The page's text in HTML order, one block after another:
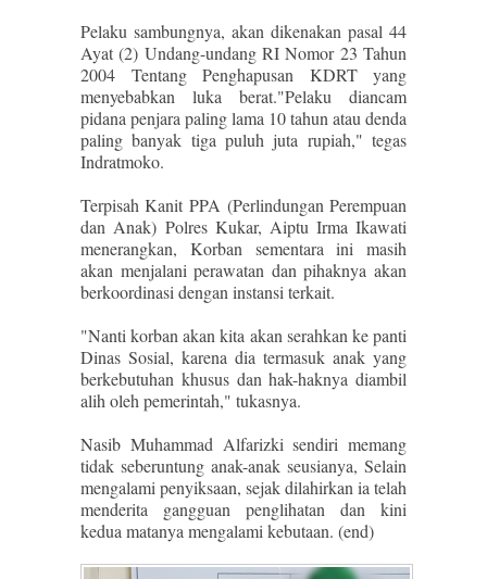
Pelaku sambungnya, akan dikenakan pasal 44
Ayat (2) Undang-undang RI Nomor 23 Tahun
2004 Tentang Penghapusan KDRT yang
menyebabkan luka berat."Pelaku diancam
pidana penjara paling lama 10 tahun atau denda
paling banyak tiga puluh juta rupiah," tegas
Indratmoko.
Terpisah Kanit PPA (Perlindungan Perempuan
dan Anak) Polres Kukar, Aiptu Irma Ikawati
menerangkan, Korban sementara ini masih
akan menjalani perawatan dan pihaknya akan
berkoordinasi dengan instansi terkait.
"Nanti korban akan kita akan serahkan ke panti
Dinas Sosial, karena dia termasuk anak yang
berkebutuhan khusus dan hak-haknya diambil
alih oleh pemerintah," tukasnya.
Nasib Muhammad Alfarizki sendiri memang
tidak seberuntung anak-anak seusianya, Selain
mengalami penyiksaan, sejak dilahirkan ia telah
menderita gangguan penglihatan dan kini
kedua matanya mengalami kebutaan. (end)